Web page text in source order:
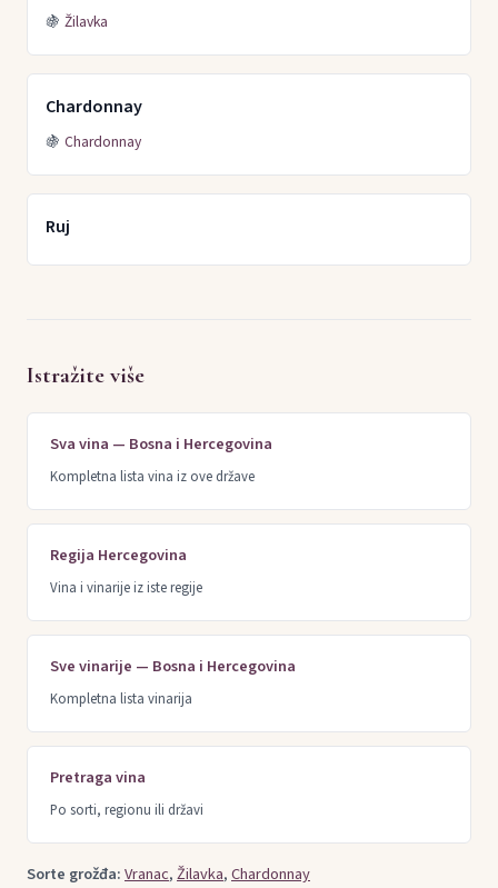
🍇 Žilavka
Chardonnay
🍇 Chardonnay
Ruj
Istražite više
Sva vina — Bosna i Hercegovina
Kompletna lista vina iz ove države
Regija Hercegovina
Vina i vinarije iz iste regije
Sve vinarije — Bosna i Hercegovina
Kompletna lista vinarija
Pretraga vina
Po sorti, regionu ili državi
Sorte grožđa:Vranac,Žilavka,Chardonnay